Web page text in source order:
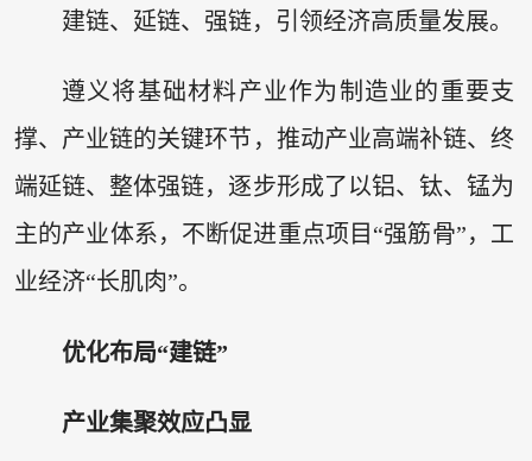
建链、延链、强链，引领经济高质量发展。
遵义将基础材料产业作为制造业的重要支
撑、产业链的关键环节，推动产业高端补链、终
端延链、整体强链，逐步形成了以铝、钛、锰为
主的产业体系，不断促进重点项目“强筋骨”，工
业经济“长肌肉”。
优化布局“建链”
产业集聚效应凸显